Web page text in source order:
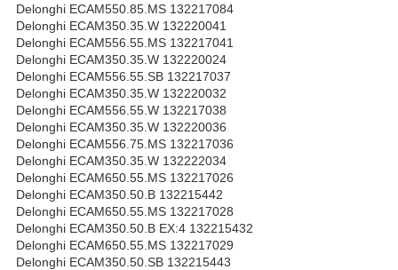
Delonghi ECAM550.85.MS 132217084
Delonghi ECAM350.35.W 132220041
Delonghi ECAM556.55.MS 132217041
Delonghi ECAM350.35.W 132220024
Delonghi ECAM556.55.SB 132217037
Delonghi ECAM350.35.W 132220032
Delonghi ECAM556.55.W 132217038
Delonghi ECAM350.35.W 132220036
Delonghi ECAM556.75.MS 132217036
Delonghi ECAM350.35.W 132222034
Delonghi ECAM650.55.MS 132217026
Delonghi ECAM350.50.B 132215442
Delonghi ECAM650.55.MS 132217028
Delonghi ECAM350.50.B EX:4 132215432
Delonghi ECAM650.55.MS 132217029
Delonghi ECAM350.50.SB 132215443